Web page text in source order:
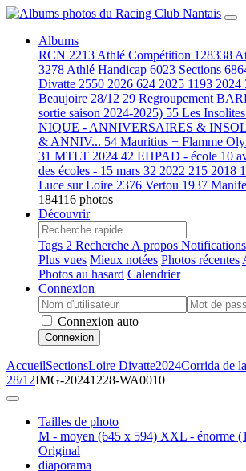
Albums
RCN 2213 Athlé Compétition 128338
3278 Athlé Handicap 6023 Sections
Divatte 2550 2026 624 2025 1193 2024
Beaujoire 28/12 29 Regroupement
sortie saison 2024-2025) 55 Les
NIQUE - ANNIVERSAIRES &
& ANNIV... 54 Mauritius + Flamme
31 MTLT 2024 42 EHPAD - école 10
des écoles - 15 mars 32 2022 215 2018
Luce sur Loire 2376 Vertou 1937
184116 photos
Découvrir
Tags 2 Recherche A propos
Plus vues Mieux notées Photos récentes
Photos au hasard Calendrier
Connexion
Connexion auto
Connexion
AccueilSectionsLoire Divatte2024Corrida de
28/12IMG-20241228-WA0010
Tailles de photo
M - moyen (645 x 594) XXL - énorme
Original
diaporama